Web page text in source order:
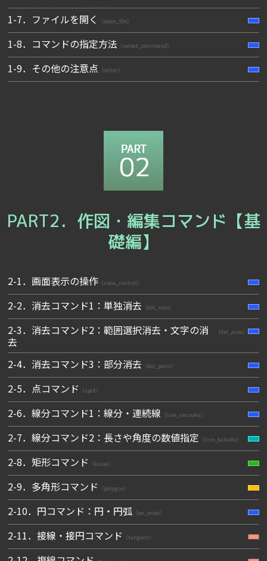
1-7．ファイルを開く （open_file）
1-8．コマンドの指定方法 （select_command）
1-9．その他の注意点 （other）
PART2．作図・編集コマンド【基
礎編】
2-1．画面表示の操作 （view_control）
2-2．消去コマンド1：単独消去 （del_solo）
2-3．消去コマンド2：範囲選択消去・文字の消
去
（del_area）
2-4．消去コマンド3：部分消去 （del_point）
2-5．点コマンド （spot）
2-6．線分コマンド1：線分・連続線 （line_renzoku）
2-7．線分コマンド2：長さや角度の数値指定 （line_kakudo）
2-8．矩形コマンド （kukei）
2-9．多角形コマンド （polygon）
2-10．円コマンド：円・円弧 （en_enko）
2-11．接線・接円コマンド （tangent）